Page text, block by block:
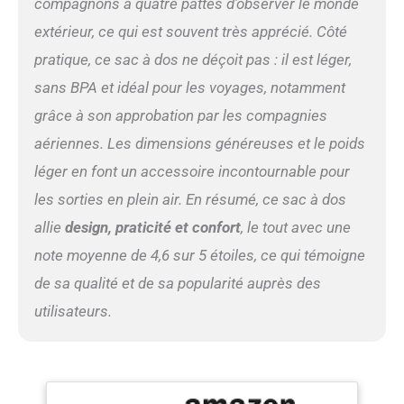
en plus du tapis de soutien
amovible à base dure. Sac à
livres pour chat pour garder
le chat ou le petit chiot
jusqu'à 7,3 kg.
compagnons à quatre pattes d’observer le monde
extérieur, ce qui est souvent très apprécié. Côté
pratique, ce sac à dos ne déçoit pas : il est léger,
sans BPA et idéal pour les voyages, notamment
grâce à son approbation par les compagnies
aériennes. Les dimensions généreuses et le poids
léger en font un accessoire incontournable pour
les sorties en plein air. En résumé, ce sac à dos
allie design, praticité et confort, le tout avec une
note moyenne de 4,6 sur 5 étoiles, ce qui témoigne
de sa qualité et de sa popularité auprès des
utilisateurs.